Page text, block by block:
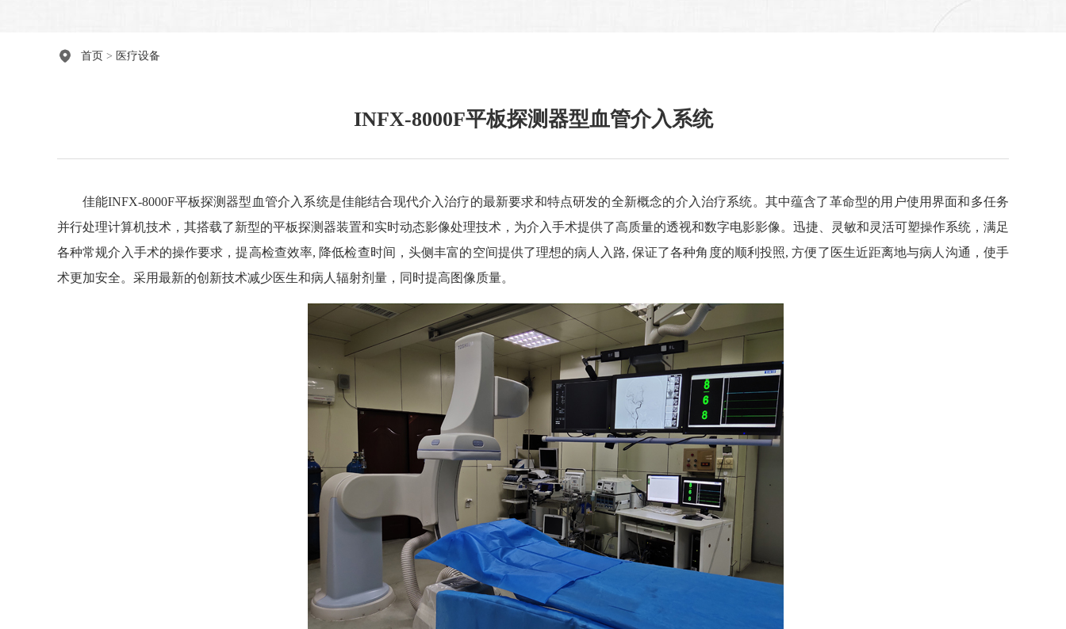
首页 > 医疗设备
INFX-8000F平板探测器型血管介入系统
佳能INFX-8000F平板探测器型血管介入系统是佳能结合现代介入治疗的最新要求和特点研发的全新概念的介入治疗系统。其中蕴含了革命型的用户使用界面和多任务
并行处理计算机技术，其搭载了新型的平板探测器装置和实时动态影像处理技术，为介入手术提供了高质量的透视和数字电影影像。迅捷、灵敏和灵活可塑操作系统，满足
各种常规介入手术的操作要求，提高检查效率, 降低检查时间，头侧丰富的空间提供了理想的病人入路, 保证了各种角度的顺利投照, 方便了医生近距离地与病人沟通，使手
术更加安全。采用最新的创新技术减少医生和病人辐射剂量，同时提高图像质量。